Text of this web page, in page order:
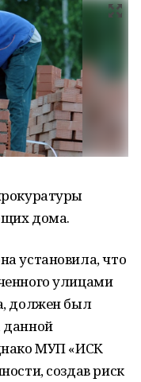
дома.
установила, что
улицами
должен был
данной
МУП «ИСК
создав риск